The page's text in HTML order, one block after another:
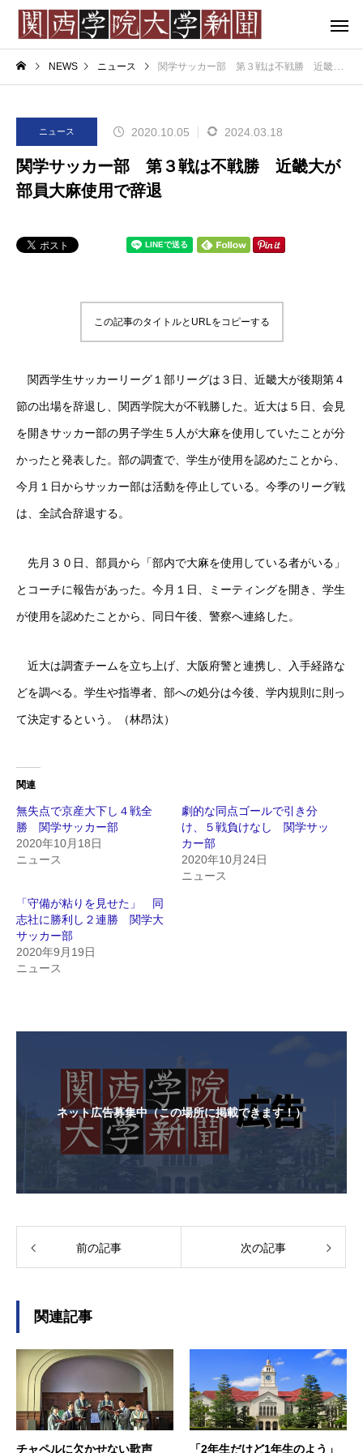
NEWS ニュース 関学サッカー部 第３戦は不戦勝 近畿大が部員大麻使用で辞退
ニュース 2020.10.05 2024.03.18
関学サッカー部 第３戦は不戦勝 近畿大が
部員大麻使用で辞退
この記事のタイトルとURLをコピーする
関西学生サッカーリーグ１部リーグは３日、近畿大が後期第４
節の出場を辞退し、関西学院大が不戦勝した。近大は５日、会見
を開きサッカー部の男子学生５人が大麻を使用していたことが分
かったと発表した。部の調査で、学生が使用を認めたことから、
今月１日からサッカー部は活動を停止している。今季のリーグ戦
は、全試合辞退する。
先月３０日、部員から「部内で大麻を使用している者がいる」
とコーチに報告があった。今月１日、ミーティングを開き、学生
が使用を認めたことから、同日午後、警察へ連絡した。
近大は調査チームを立ち上げ、大阪府警と連携し、入手経路な
どを調べる。学生や指導者、部への処分は今後、学内規則に則っ
て決定するという。（林昂汰）
関連
無失点で京産大下し４戦全
勝 関学サッカー部
2020年10月18日
ニュース
劇的な同点ゴールで引き分
け、５戦負けなし 関学サッ
カー部
2020年10月24日
ニュース
「守備が粘りを見せた」 同
志社に勝利し２連勝 関学大
サッカー部
2020年9月19日
ニュース
ネット広告募集中（この場所に掲載できます！）
前の記事 次の記事
関連記事
チャペルに欠かせない歌声 「2年生だけど1年生のよう」